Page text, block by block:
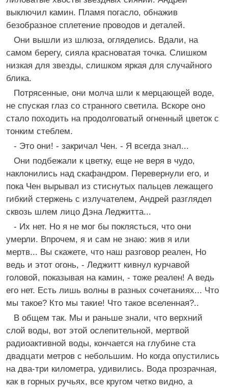
выключил камин. Пламя погасло, обнажив
безобразное сплетение проводов и деталей.
Они вышли из шлюза, огляделись. Вдали, на
самом берегу, сияла красноватая точка. Слишком
низкая для звезды, слишком яркая для случайного
блика.
Потрясенные, они молча шли к мерцающей воде,
не спуская глаз со странного светила. Вскоре оно
стало походить на продолговатый огненный цветок с
тонким стеблем.
- Это они! - закричал Чен. - Я всегда знал...
Они подбежали к цветку, еще не веря в чудо,
наклонились над скафандром. Перевернули его, и
пока Чен вырывал из стиснутых пальцев лежащего
гибкий стержень с излучателем, Андрей разглядел
сквозь шлем лицо Дэна Леджитта...
- Их нет. Но я не мог бы поклясться, что они
умерли. Впрочем, я и сам не знаю: жив я или
мертв... Вы скажете, что наш разговор реален, Но
ведь и этот огонь, - Леджитт кивнул курчавой
головой, показывая на камин, - тоже реален! А ведь
его нет. Есть лишь волны в разных сочетаниях... Что
мы такое? Кто мы такие! Что такое вселенная?..
В общем так. Мы и раньше знали, что верхний
слой воды, вот этой ослепительной, мертвой
радиоактивной воды, кончается на глубине ста
двадцати метров с небольшим. Но когда опустились
на два-три километра, удивились. Вода прозрачная,
как в горных ручьях, все кругом четко видно, а